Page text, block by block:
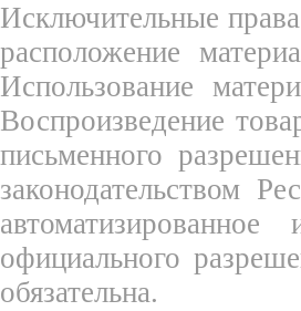
Исключительные
расположение
Использование
Воспроизведение
письменного
законодательством
официального
обязательна.